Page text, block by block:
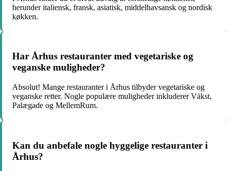
herunder italiensk, fransk, asiatisk, middelhavsansk og nordisk
køkken.
Har Århus restauranter med vegetariske og
veganske muligheder?
Absolut! Mange restauranter i Århus tilbyder vegetariske og
veganske retter. Nogle populære muligheder inkluderer Väkst,
Palægade og MellemRum.
Kan du anbefale nogle hyggelige restauranter i
Århus?